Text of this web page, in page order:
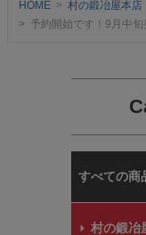
HOME 村の鍛冶屋本店
予約開始です！9月中
村の鍛冶屋
村の鍛冶